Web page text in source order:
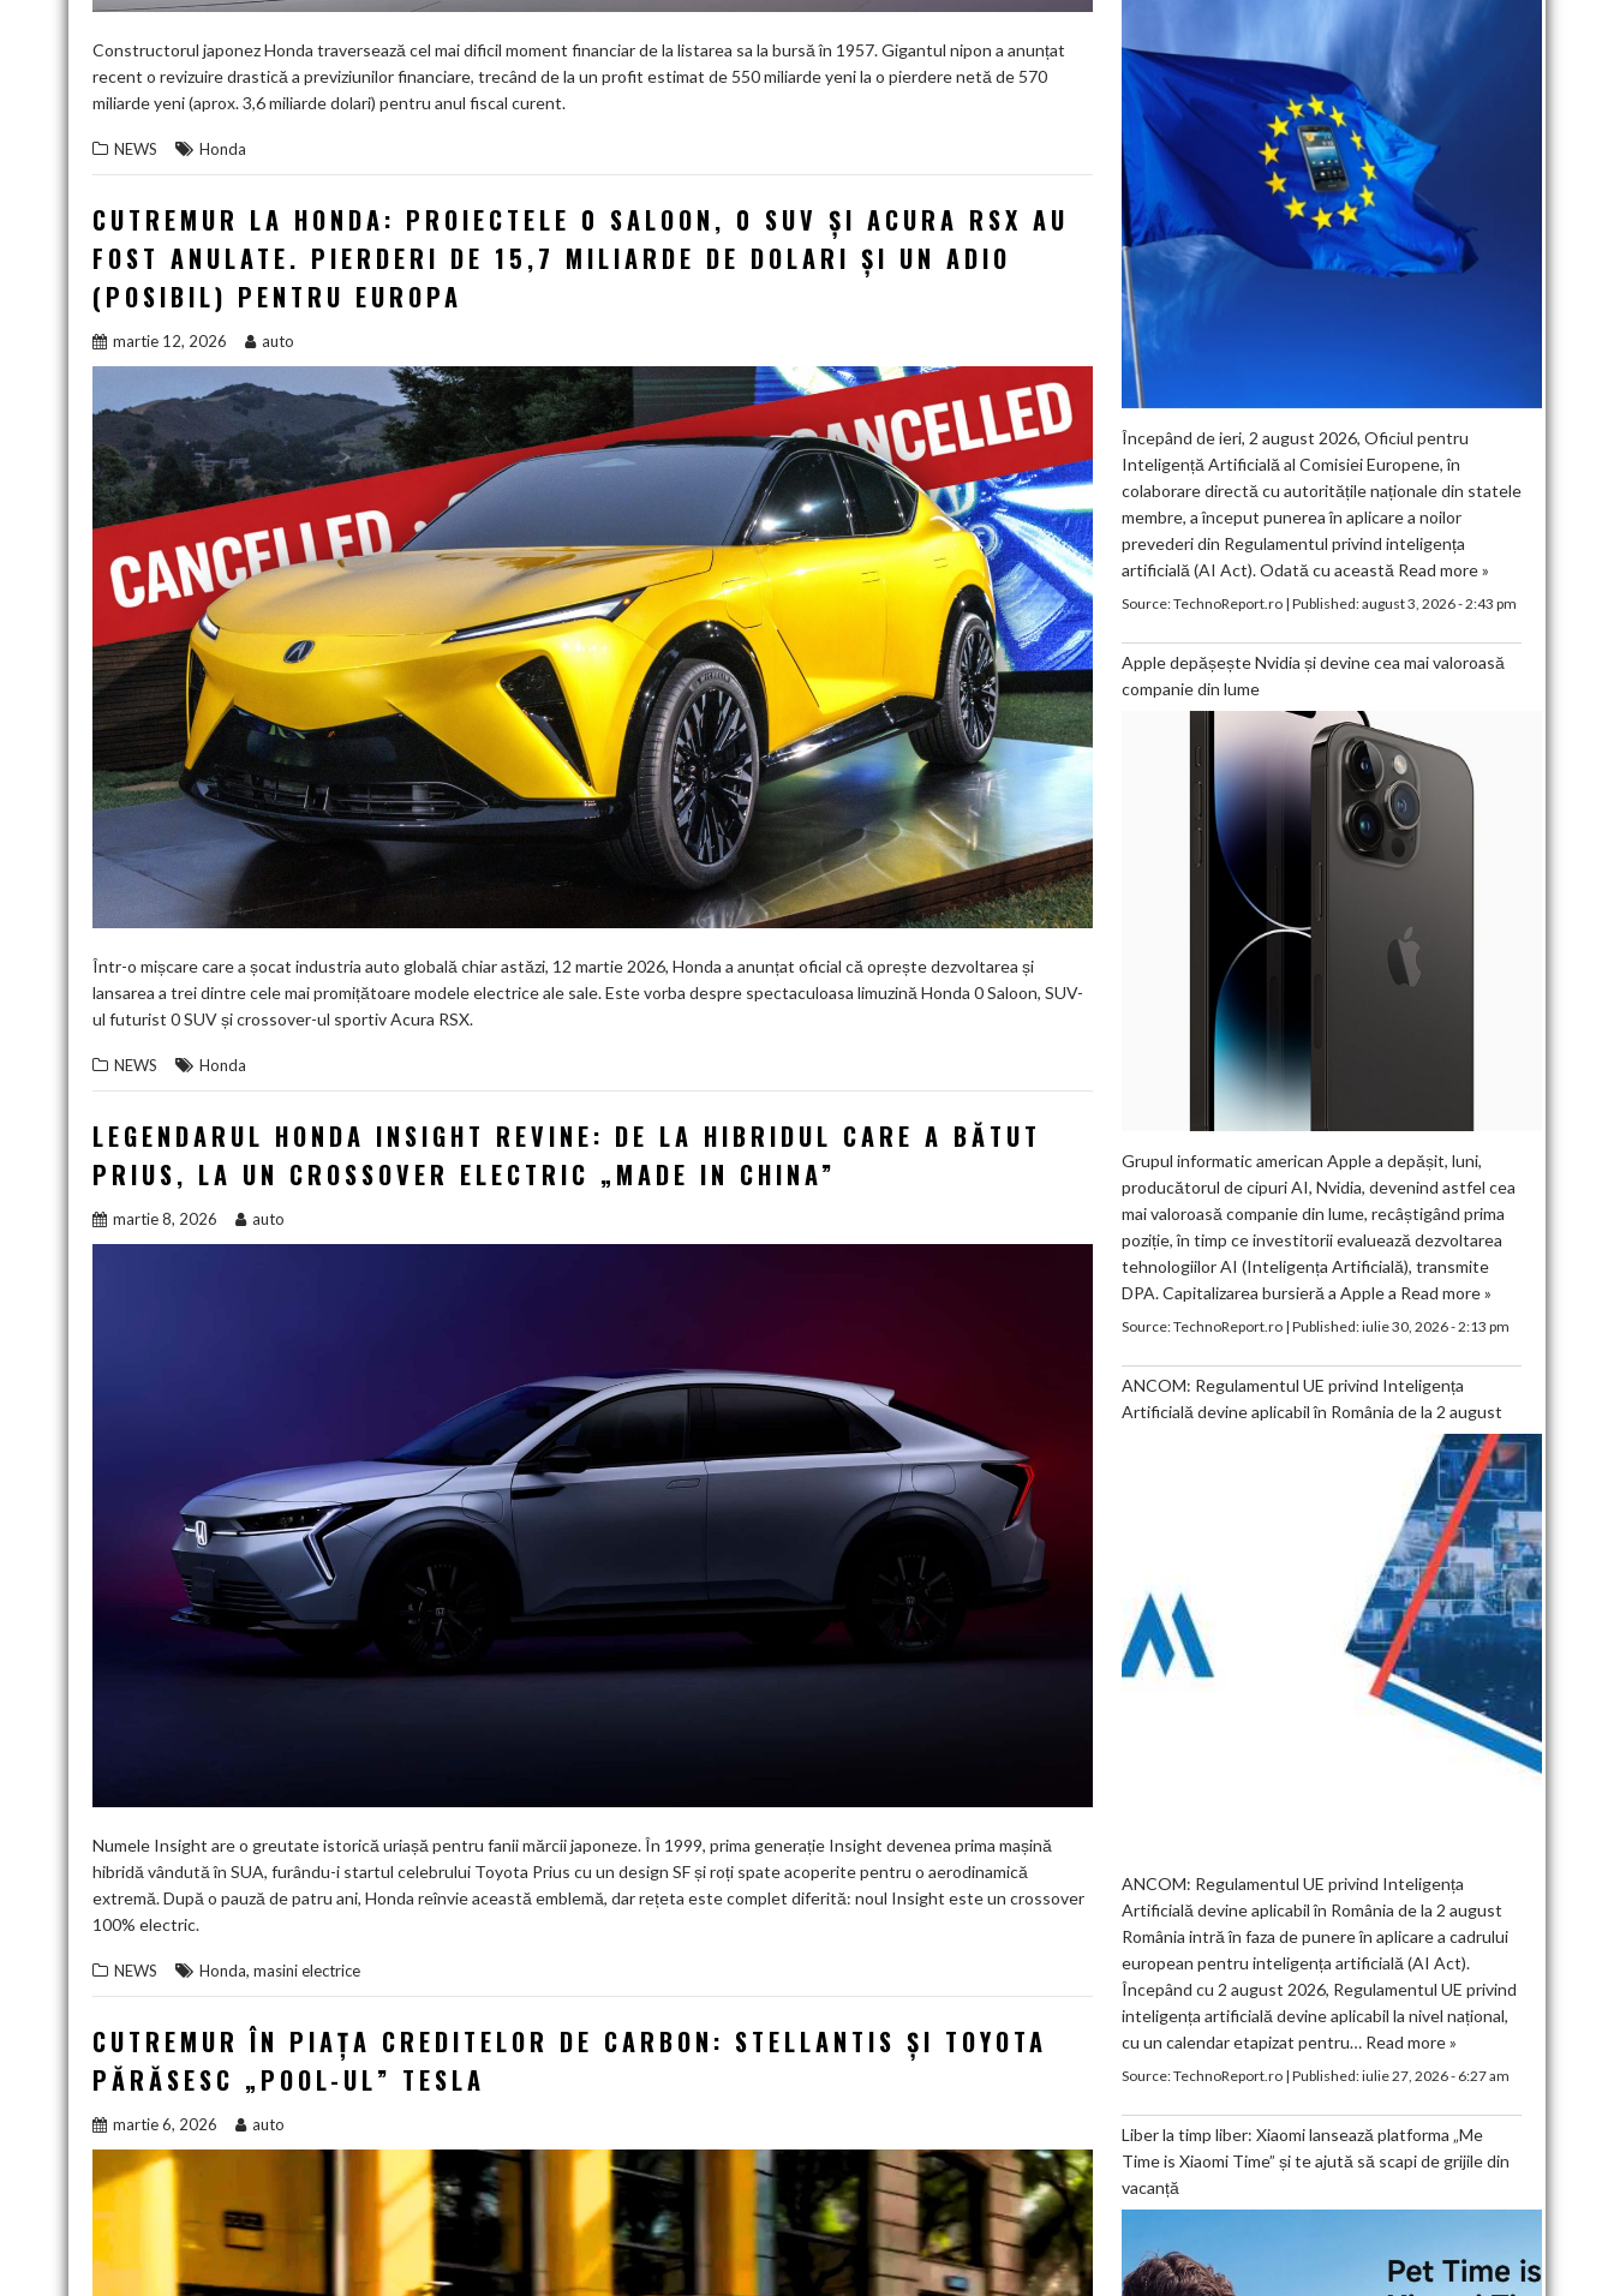
Constructorul japonez Honda traversează cel mai dificil moment financiar de la listarea sa la bursă în 1957. Gigantul nipon a anunțat
recent o revizuire drastică a previziunilor financiare, trecând de la un profit estimat de 550 miliarde yeni la o pierdere netă de 570
miliarde yeni (aprox. 3,6 miliarde dolari) pentru anul fiscal curent.
NEWS Honda
CUTREMUR LA HONDA: PROIECTELE 0 SALOON, 0 SUV ȘI ACURA RSX AU
FOST ANULATE. PIERDERI DE 15,7 MILIARDE DE DOLARI ȘI UN ADIO
(POSIBIL) PENTRU EUROPA
martie 12, 2026 auto
Într-o mișcare care a șocat industria auto globală chiar astăzi, 12 martie 2026, Honda a anunțat oficial că oprește dezvoltarea și
lansarea a trei dintre cele mai promițătoare modele electrice ale sale. Este vorba despre spectaculoasa limuzină Honda 0 Saloon, SUV-
ul futurist 0 SUV și crossover-ul sportiv Acura RSX.
NEWS Honda
LEGENDARUL HONDA INSIGHT REVINE: DE LA HIBRIDUL CARE A BĂTUT
PRIUS, LA UN CROSSOVER ELECTRIC „MADE IN CHINA”
martie 8, 2026 auto
Numele Insight are o greutate istorică uriașă pentru fanii mărcii japoneze. În 1999, prima generație Insight devenea prima mașină
hibridă vândută în SUA, furându-i startul celebrului Toyota Prius cu un design SF și roți spate acoperite pentru o aerodinamică
extremă. După o pauză de patru ani, Honda reînvie această emblemă, dar rețeta este complet diferită: noul Insight este un crossover
100% electric.
NEWS Honda, masini electrice
CUTREMUR ÎN PIAȚA CREDITELOR DE CARBON: STELLANTIS ȘI TOYOTA
PĂRĂSESC „POOL-UL” TESLA
martie 6, 2026 auto
Începând de ieri, 2 august 2026, Oficiul pentru
Inteligență Artificială al Comisiei Europene, în
colaborare directă cu autoritățile naționale din statele
membre, a început punerea în aplicare a noilor
prevederi din Regulamentul privind inteligența
artificială (AI Act). Odată cu această Read more »
Source:TechnoReport.ro| Published:august 3, 2026 - 2:43 pm
Apple depășește Nvidia și devine cea mai valoroasă
companie din lume
Grupul informatic american Apple a depășit, luni,
producătorul de cipuri AI, Nvidia, devenind astfel cea
mai valoroasă companie din lume, recâștigând prima
poziție, în timp ce investitorii evaluează dezvoltarea
tehnologiilor AI (Inteligența Artificială), transmite
DPA. Capitalizarea bursieră a Apple a Read more »
Source:TechnoReport.ro| Published:iulie 30, 2026 - 2:13 pm
ANCOM: Regulamentul UE privind Inteligența
Artificială devine aplicabil în România de la 2 august
ANCOM: Regulamentul UE privind Inteligența
Artificială devine aplicabil în România de la 2 august
România intră în faza de punere în aplicare a cadrului
european pentru inteligența artificială (AI Act).
Începând cu 2 august 2026, Regulamentul UE privind
inteligența artificială devine aplicabil la nivel național,
cu un calendar etapizat pentru… Read more »
Source:TechnoReport.ro| Published:iulie 27, 2026 - 6:27 am
Liber la timp liber: Xiaomi lansează platforma „Me
Time is Xiaomi Time” și te ajută să scapi de grijile din
vacanță